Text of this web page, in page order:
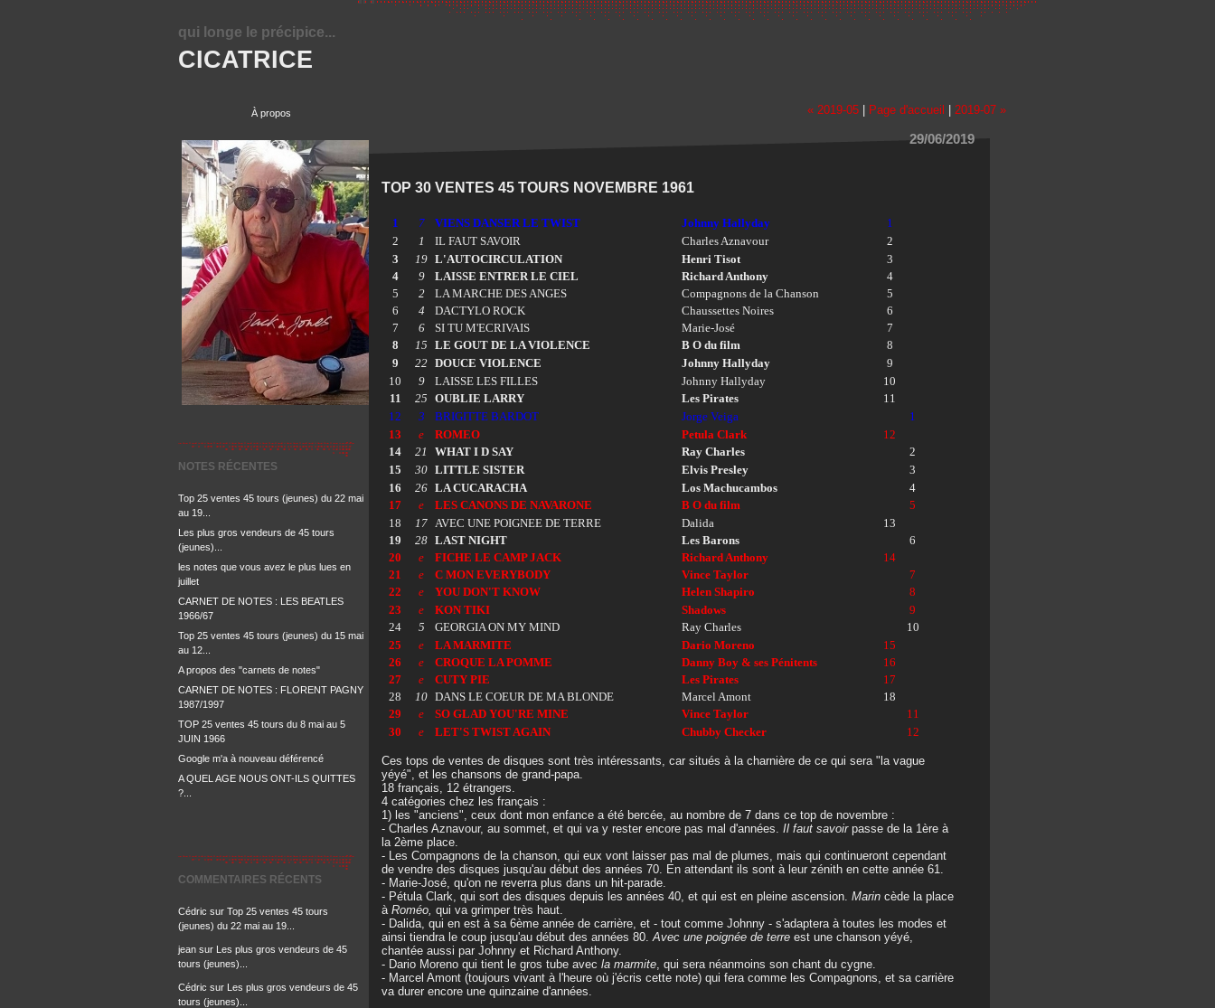
CICATRICE
qui longe le précipice...
À propos
NOTES RÉCENTES
Top 25 ventes 45 tours (jeunes) du 22 mai
au 19...
Les plus gros vendeurs de 45 tours
(jeunes)...
les notes que vous avez le plus lues en
juillet
CARNET DE NOTES : LES BEATLES
1966/67
Top 25 ventes 45 tours (jeunes) du 15 mai
au 12...
A propos des "carnets de notes"
CARNET DE NOTES : FLORENT PAGNY
1987/1997
TOP 25 ventes 45 tours du 8 mai au 5
JUIN 1966
Google m'a à nouveau déférencé
A QUEL AGE NOUS ONT-ILS QUITTES
?...
COMMENTAIRES RÉCENTS
Cédric sur Top 25 ventes 45 tours
(jeunes) du 22 mai au 19...
jean sur Les plus gros vendeurs de 45
tours (jeunes)...
Cédric sur Les plus gros vendeurs de 45
tours (jeunes)...
« 2019-05 Page d'accueil 2019-07 »
29/06/2019
TOP 30 VENTES 45 TOURS NOVEMBRE 1961
1 7 VIENS DANSER LE TWIST Johnny Hallyday
1
2
1 IL FAUT SAVOIR Charles Aznavour
2
3
19 L'AUTOCIRCULATION Henri Tisot
3
4
9 LAISSE ENTRER LE CIEL Richard Anthony
4
5
2 LA MARCHE DES ANGES Compagnons de la Chanson
5
6
4 DACTYLO ROCK Chaussettes Noires
6
7
6 SI TU M'ECRIVAIS Marie-José
7
8
15 LE GOUT DE LA VIOLENCE B O du film
8
9
22 DOUCE VIOLENCE Johnny Hallyday
9
10
9 LAISSE LES FILLES Johnny Hallyday
10
11
25 OUBLIE LARRY Les Pirates
11
12
3 BRIGITTE BARDOT Jorge Veiga
1
13
e ROMEO Petula Clark
12
14
21 WHAT I D SAY Ray Charles
2
15
30 LITTLE SISTER Elvis Presley
3
16
26 LA CUCARACHA Los Machucambos
4
17
e LES CANONS DE NAVARONE B O du film
5
18
17 AVEC UNE POIGNEE DE TERRE Dalida
13
19
28 LAST NIGHT Les Barons
6
20
e FICHE LE CAMP JACK Richard Anthony
14
21
e C MON EVERYBODY Vince Taylor
7
22
e YOU DON'T KNOW Helen Shapiro
8
23
e KON TIKI Shadows
9
24
5 GEORGIA ON MY MIND Ray Charles
10
25
e LA MARMITE Dario Moreno
15
26
e CROQUE LA POMME Danny Boy & ses Pénitents
16
27
e CUTY PIE Les Pirates
17
28
10 DANS LE COEUR DE MA BLONDE Marcel Amont
18
29
e SO GLAD YOU'RE MINE Vince Taylor
11
30
e LET'S TWIST AGAIN Chubby Checker 12
Ces tops de ventes de disques sont très intéressants, car situés à la charnière de ce qui sera "la vague
yéyé", et les chansons de grand-papa.
18 français, 12 étrangers.
4 catégories chez les français :
1) les "anciens", ceux dont mon enfance a été bercée, au nombre de 7 dans ce top de novembre :
- Charles Aznavour, au sommet, et qui va y rester encore pas mal d'années. Il faut savoirpasse de la 1ère à
la 2ème place.
- Les Compagnons de la chanson, qui eux vont laisser pas mal de plumes, mais qui continueront cependant
de vendre des disques jusqu'au début des années 70. En attendant ils sont à leur zénith en cette année 61.
- Marie-José, qu'on ne reverra plus dans un hit-parade.
- Pétula Clark, qui sort des disques depuis les années 40, et qui est en pleine ascension. Marin cède la place
à Roméo, qui va grimper très haut.
- Dalida, qui en est à sa 6ème année de carrière, et - tout comme Johnny - s'adaptera à toutes les modes et
ainsi tiendra le coup jusqu'au début des années 80.Avec une poignée de terre est une chanson yéyé,
chantée aussi par Johnny et Richard Anthony.
- Dario Moreno qui tient le gros tube avec la marmite, qui sera néanmoins son chant du cygne.
- Marcel Amont (toujours vivant à l'heure où j'écris cette note) qui fera comme les Compagnons, et sa carrière
va durer encore une quinzaine d'années.